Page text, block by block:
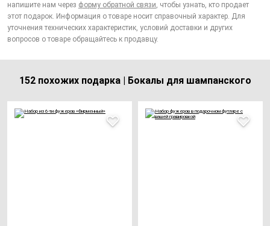
напишите нам через форму обратной связи, чтобы узнать, кто продает
этот подарок. Информация о товаре носит справочный характер. Для
уточнения технических характеристик, условий доставки и других
вопросов о товаре обращайтесь к продавцу.
152 похожих подарка | Бокалы для шампанского